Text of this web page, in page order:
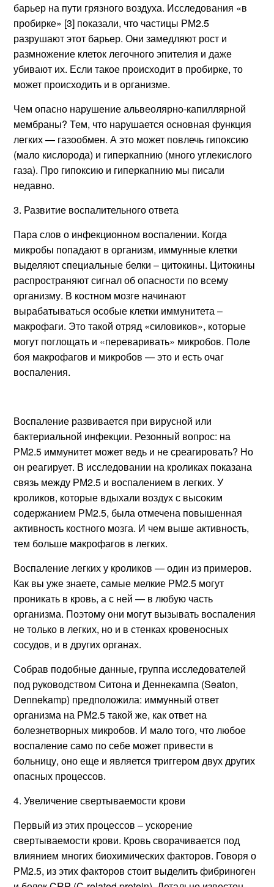
барьер на пути грязного воздуха. Исследования «в
пробирке» [3] показали, что частицы РМ2.5
разрушают этот барьер. Они замедляют рост и
размножение клеток легочного эпителия и даже
убивают их. Если такое происходит в пробирке, то
может происходить и в организме.
Чем опасно нарушение альвеолярно-капиллярной
мембраны? Тем, что нарушается основная функция
легких — газообмен. А это может повлечь гипоксию
(мало кислорода) и гиперкапнию (много углекислого
газа). Про гипоксию и гиперкапнию мы писали
недавно.
3. Развитие воспалительного ответа
Пара слов о инфекционном воспалении. Когда
микробы попадают в организм, иммунные клетки
выделяют специальные белки – цитокины. Цитокины
распространяют сигнал об опасности по всему
организму. В костном мозге начинают
вырабатываться особые клетки иммунитета –
макрофаги. Это такой отряд «силовиков», которые
могут поглощать и «переваривать» микробов. Поле
боя макрофагов и микробов — это и есть очаг
воспаления.
Воспаление развивается при вирусной или
бактериальной инфекции. Резонный вопрос: на
РМ2.5 иммунитет может ведь и не среагировать? Но
он реагирует. В исследовании на кроликах показана
связь между РМ2.5 и воспалением в легких. У
кроликов, которые вдыхали воздух с высоким
содержанием РМ2.5, была отмечена повышенная
активность костного мозга. И чем выше активность,
тем больше макрофагов в легких.
Воспаление легких у кроликов — один из примеров.
Как вы уже знаете, самые мелкие РМ2.5 могут
проникать в кровь, а с ней — в любую часть
организма. Поэтому они могут вызывать воспаления
не только в легких, но и в стенках кровеносных
сосудов, и в других органах.
Собрав подобные данные, группа исследователей
под руководством Ситона и Деннекампа (Seaton,
Dennekamp) предположила: иммунный ответ
организма на РМ2.5 такой же, как ответ на
болезнетворных микробов. И мало того, что любое
воспаление само по себе может привести в
больницу, оно еще и является триггером двух других
опасных процессов.
4. Увеличение свертываемости крови
Первый из этих процессов – ускорение
свертываемости крови. Кровь сворачивается под
влиянием многих биохимических факторов. Говоря о
РМ2.5, из этих факторов стоит выделить фибриноген